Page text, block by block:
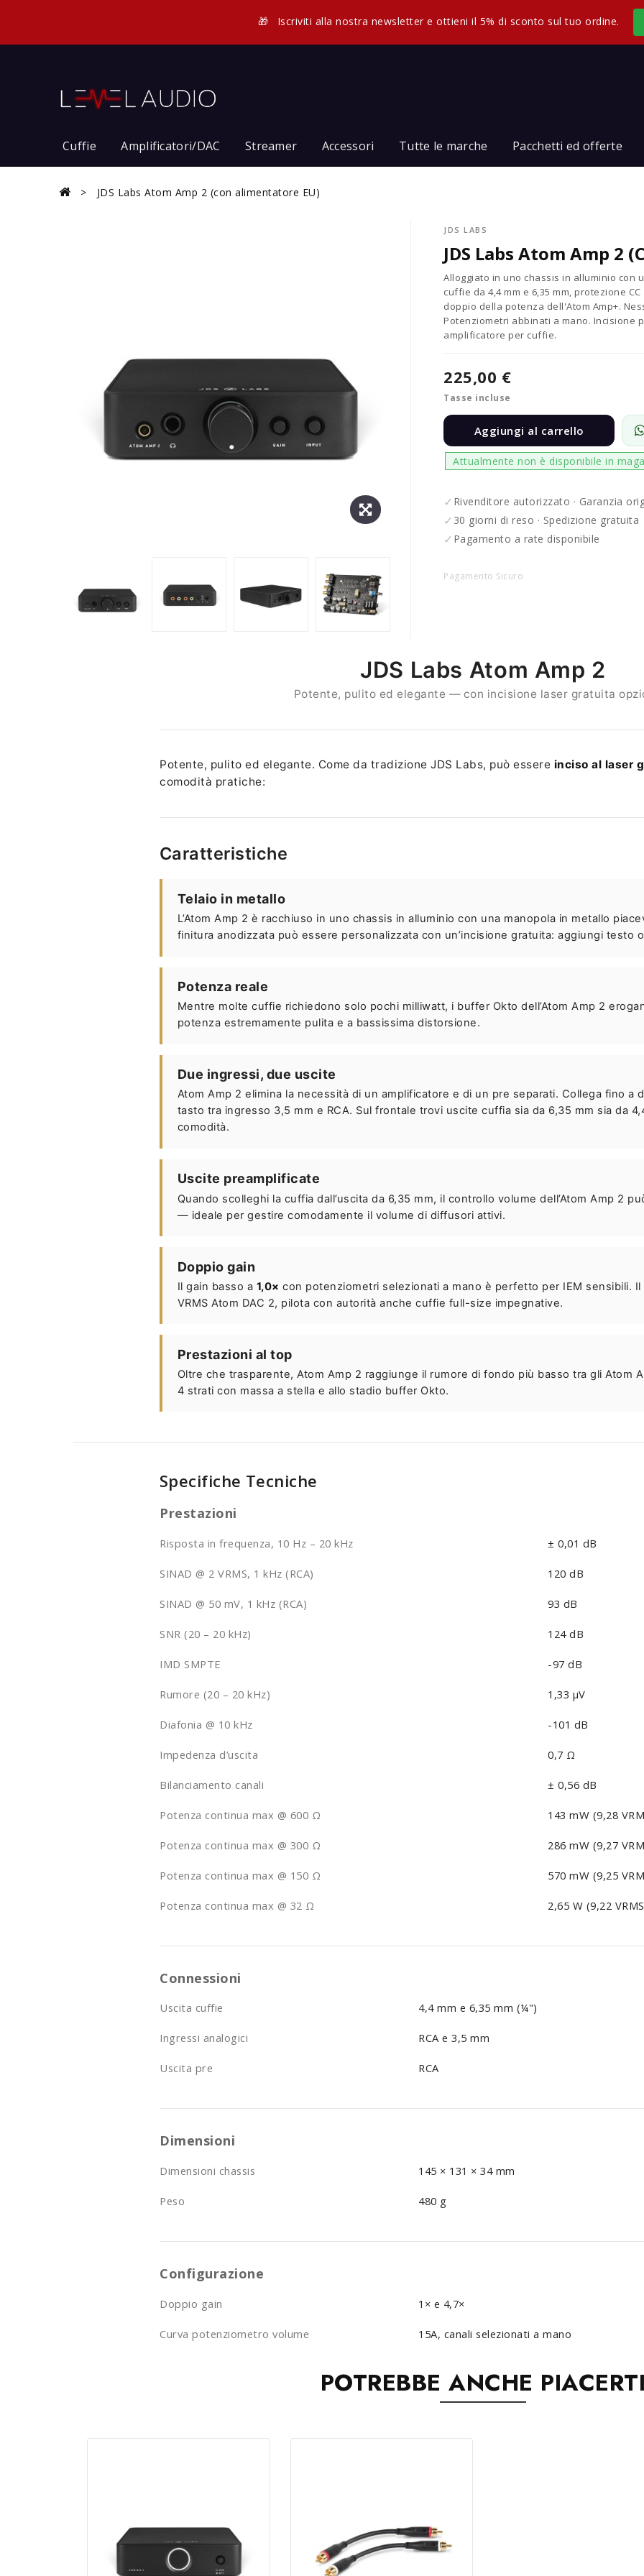
🎁 Iscriviti alla nostra newsletter e ottieni il 5% di sconto sul tuo ordine.
Cuffie Amplificatori/DAC Streamer Accessori Tutte le marche Pacchetti ed offerte
JDS Labs Atom Amp 2 (con alimentatore EU)
JDS LABS
JDS Labs Atom Amp 2
Alloggiato in uno chassis in alluminio con
cuffie da 4,4 mm e 6,35 mm, protezione
doppio della potenza dell'Atom Amp+.
Potenziometri abbinati a mano. Incisione
amplificatore per cuffie.
225,00 €
Tasse incluse
Aggiungi al carrello
Attualmente non è disponibile in
✓ Rivenditore autorizzato · Garanzia
✓ 30 giorni di reso · Spedizione gratuita
✓ Pagamento a rate disponibile
Pagamento Sicuro
JDS Labs Atom Amp 2
Potente, pulito ed elegante — con incisione laser gratuita
Potente, pulito ed elegante. Come da tradizione JDS Labs, può essere inciso al laser
comodità pratiche:
Caratteristiche
Telaio in metallo
L’Atom Amp 2 è racchiuso in uno chassis in alluminio con una manopola in metallo
finitura anodizzata può essere personalizzata con un’incisione gratuita: aggiungi testo
Potenza reale
Mentre molte cuffie richiedono solo pochi milliwatt, i buffer Okto dell’Atom Amp 2
potenza estremamente pulita e a bassissima distorsione.
Due ingressi, due uscite
Atom Amp 2 elimina la necessità di un amplificatore e di un pre separati. Collega fino a
tasto tra ingresso 3,5 mm e RCA. Sul frontale trovi uscite cuffia sia da 6,35 mm sia da
comodità.
Uscite preamplificate
Quando scolleghi la cuffia dall’uscita da 6,35 mm, il controllo volume dell’Atom Amp 2
— ideale per gestire comodamente il volume di diffusori attivi.
Doppio gain
Il gain basso a 1,0× con potenziometri selezionati a mano è perfetto per IEM sensibili. Il
VRMS Atom DAC 2, pilota con autorità anche cuffie full-size impegnative.
Prestazioni al top
Oltre che trasparente, Atom Amp 2 raggiunge il rumore di fondo più basso tra gli Atom
4 strati con massa a stella e allo stadio buffer Okto.
Specifiche Tecniche
Prestazioni
Risposta in frequenza, 10 Hz – 20 kHz ± 0,01 dB
SINAD @ 2 VRMS, 1 kHz (RCA) 120 dB
SINAD @ 50 mV, 1 kHz (RCA) 93 dB
SNR (20 – 20 kHz) 124 dB
IMD SMPTE -97 dB
Rumore (20 – 20 kHz) 1,33 μV
Diafonia @ 10 kHz -101 dB
Impedenza d’uscita 0,7 Ω
Bilanciamento canali ± 0,56 dB
Potenza continua max @ 600 Ω 143 mW (9,28
Potenza continua max @ 300 Ω 286 mW (9,27
Potenza continua max @ 150 Ω 570 mW (9,25
Potenza continua max @ 32 Ω 2,65 W (9,22
Connessioni
Uscita cuffie 4,4 mm e 6,35 mm (¼")
Ingressi analogici RCA e 3,5 mm
Uscita pre RCA
Dimensioni
Dimensioni chassis 145 × 131 × 34 mm
Peso 480 g
Configurazione
Doppio gain 1× e 4,7×
Curva potenziometro volume 15A, canali selezionati a mano
POTREBBE ANCHE PIACERTI